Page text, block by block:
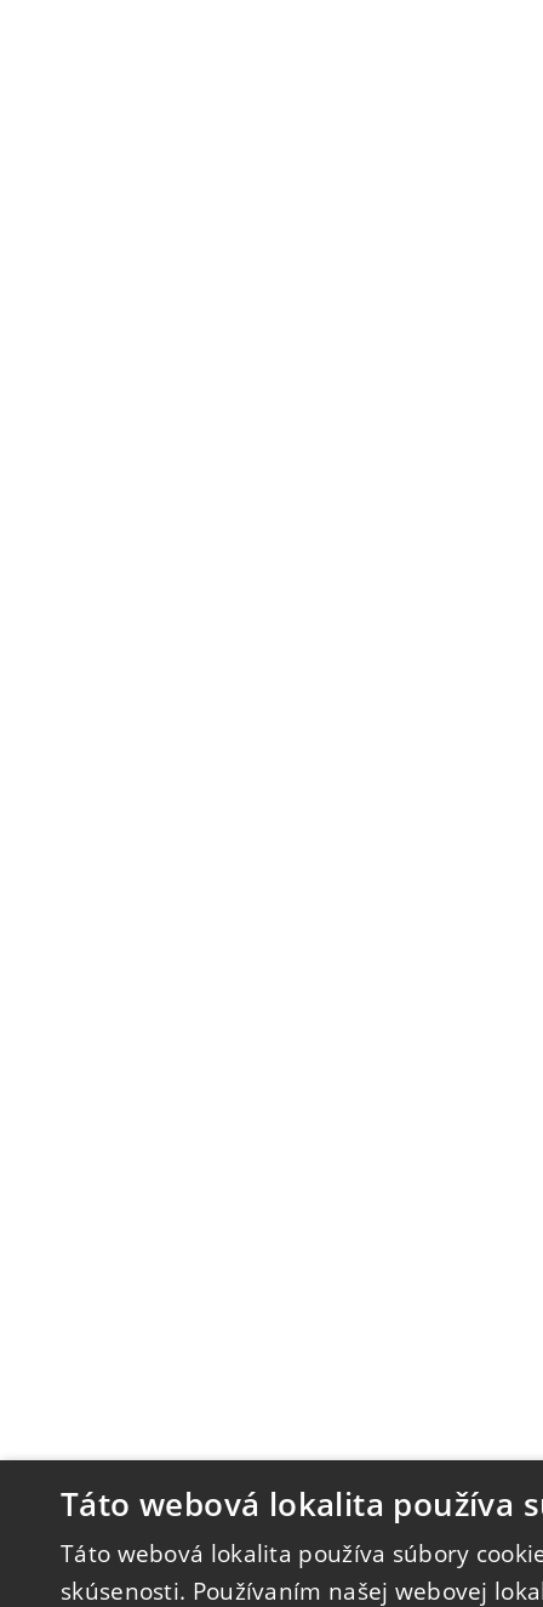
Táto webová lokalita používa
Táto webová lokalita používa súbory
skúsenosti. Používaním našej webovej